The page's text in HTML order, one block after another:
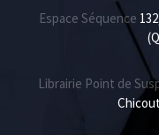
Espace Séquence
Librairie Point de